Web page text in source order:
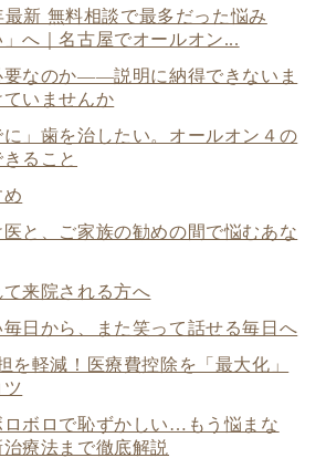
最新 無料相談で最多だった悩み
」へ｜名古屋でオールオン...
要なのか——説明に納得できないま
ていませんか
に」歯を治したい。オールオン４の
ること
と、ご家族の勧めの間で悩むあな
来院される方へ
日から、また笑って話せる毎日へ
を軽減！医療費控除を「最大化」
ロボロで恥ずかしい…もう悩まな
療法まで徹底解説